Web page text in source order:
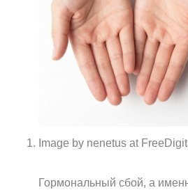
Image by nenetus at
Гормональный сбой, а